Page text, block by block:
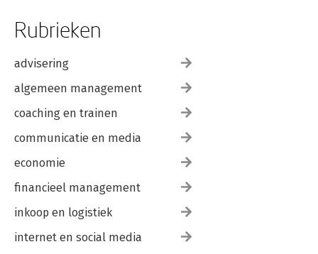
Rubrieken
advisering
algemeen management
coaching en trainen
communicatie en media
economie
financieel management
inkoop en logistiek
internet en social media